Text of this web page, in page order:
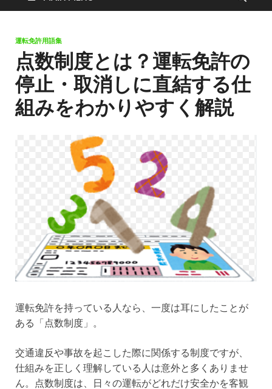
運転免許用語集
点数制度とは？運転免許の
停止・取消しに直結する仕
組みをわかりやすく解説
運転免許を持っている人なら、一度は耳にしたことが
ある「点数制度」。
交通違反や事故を起こした際に関係する制度ですが、
仕組みを正しく理解している人は意外と多くありませ
ん。点数制度は、日々の運転がどれだけ安全かを客観